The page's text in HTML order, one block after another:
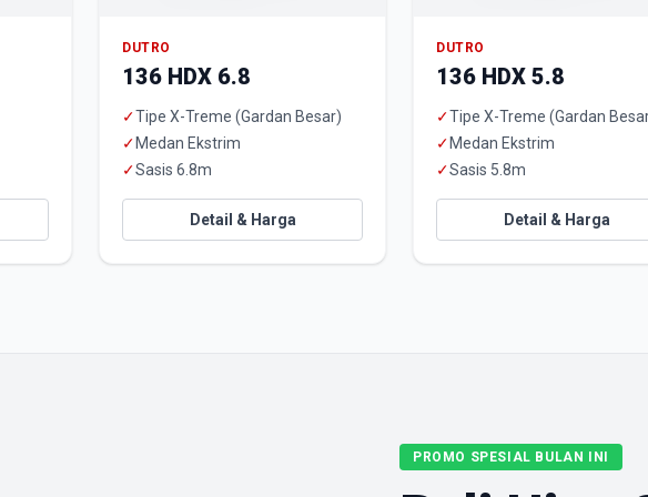
DUTRO
136 HDX 6.8
✓Tipe X-Treme (Gardan Besar)
✓ Medan Ekstrim
✓Sasis 6.8m
Detail & Harga
DUTRO
136 HDX 5.8
✓Tipe X-Treme (Gardan
✓ Medan Ekstrim
✓Sasis 5.8m
Detail & Harga
PROMO SPESIAL BULAN INI